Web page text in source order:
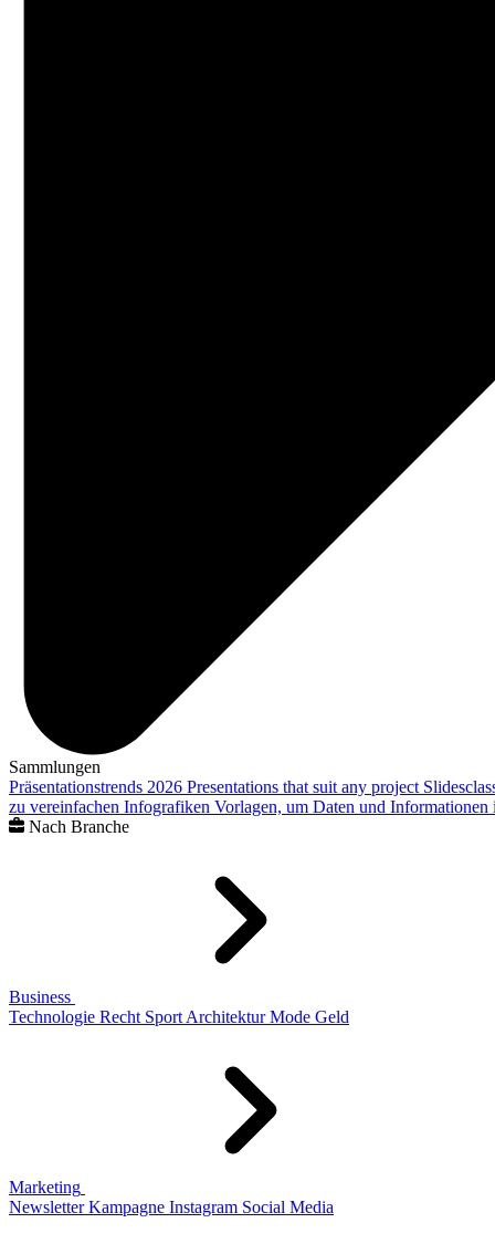
Sammlungen
Präsentationstrends 2026 Presentations that suit any project
zu vereinfachen Infografiken Vorlagen, um Daten und
Nach Branche
Business
Technologie Recht Sport Architektur Mode Geld
Marketing
Newsletter Kampagne Instagram Social Media